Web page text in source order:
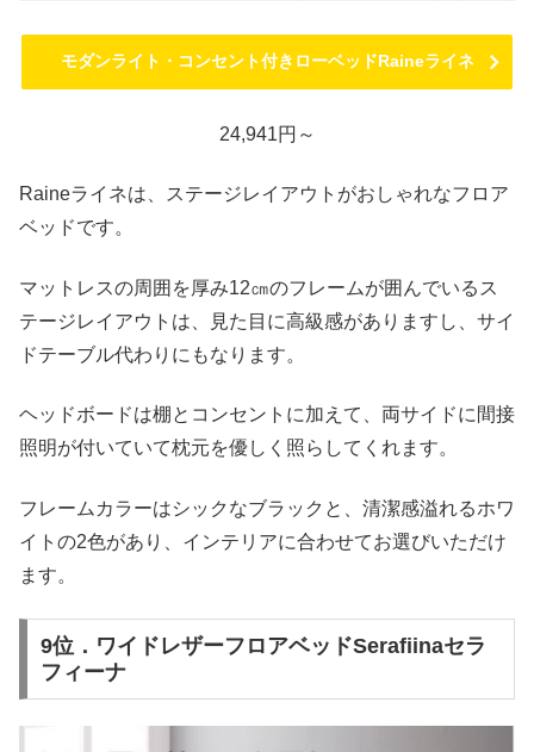
モダンライト・コンセント付きローベッドRaineライネ
24,941円～
Raineライネは、ステージレイアウトがおしゃれなフロア
ベッドです。
マットレスの周囲を厚み12㎝のフレームが囲んでいるス
テージレイアウトは、見た目に高級感がありますし、サイ
ドテーブル代わりにもなります。
ヘッドボードは棚とコンセントに加えて、両サイドに間接
照明が付いていて枕元を優しく照らしてくれます。
フレームカラーはシックなブラックと、清潔感溢れるホワ
イトの2色があり、インテリアに合わせてお選びいただけ
ます。
9位．ワイドレザーフロアベッドSerafiinaセラ
フィーナ